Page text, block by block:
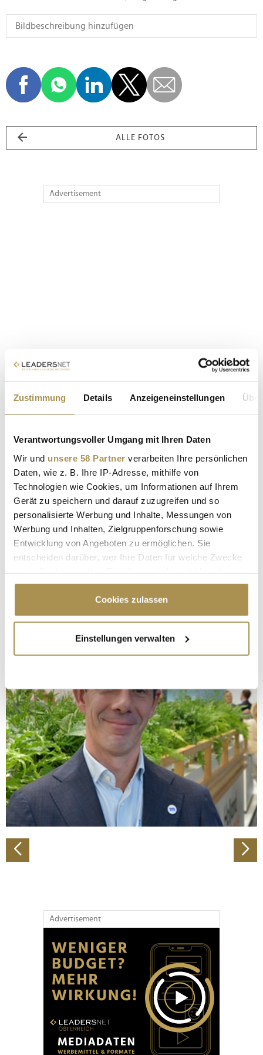
Zustimmung Details Anzeigeneinstellungen
Verantwortungsvoller Umgang mit Ihren Daten
Wir und unsere 58 Partner verarbeiten Ihre persönlichen
Daten, wie z. B. Ihre IP-Adresse, mithilfe von
Technologien wie Cookies, um Informationen auf Ihrem
Gerät zu speichern und darauf zuzugreifen und so
personalisierte Werbung und Inhalte, Messungen von
Werbung und Inhalten, Zielgruppenforschung sowie
Entwicklung von Angeboten zu ermöglichen. Sie
entscheiden darüber, wer Ihre Daten für welche Zwecke
Cookie-Erklärung oder durch Klicken auf das Privacy
Trigger Symbol ändern oder widerrufen
Informationen über Ihre geografische Lage
erfassen, welche bis auf einige Meter genau sein
bestimmten Merkmalen (Fingerprinting) identifizieren
Erfahren Sie mehr darüber, wie Ihre persönlichen Daten
verarbeitet werden, und legen Sie Ihre Präferenzen im
Abschnitt Einzelheitenfest.
Wir verwenden Cookies, um Inhalte und Anzeigen zu
personalisieren, Funktionen für soziale Medien anbieten
zu können und die Zugriffe auf unsere Website zu
analysieren. Außerdem geben wir Informationen zu Ihrer
Verwendung unserer Website an unsere Partner für
soziale Medien, Werbung und Analysen weiter. Unsere
Partner führen diese Informationen möglicherweise mit
Cookies zulassen
Einstellungen verwalten
ALLE FOTOS
Advertisement
Advertisement